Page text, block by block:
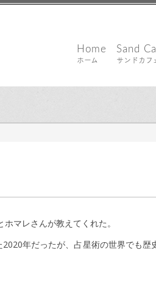
Home
ホーム
Sand
サンドカフ
マレさんが教えてくれた。
年だったが、占星術の世界でも歴